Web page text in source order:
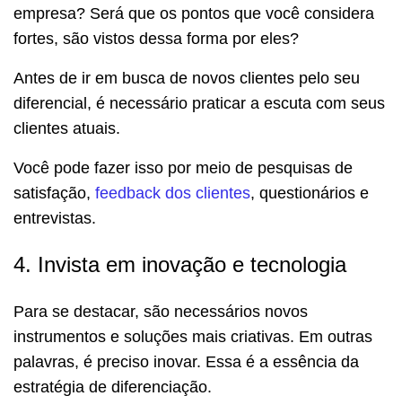
empresa? Será que os pontos que você considera
fortes, são vistos dessa forma por eles?
Antes de ir em busca de novos clientes pelo seu
diferencial, é necessário praticar a escuta com seus
clientes atuais.
Você pode fazer isso por meio de pesquisas de
satisfação, feedback dos clientes, questionários e
entrevistas.
4. Invista em inovação e tecnologia
Para se destacar, são necessários novos
instrumentos e soluções mais criativas. Em outras
palavras, é preciso inovar. Essa é a essência da
estratégia de diferenciação.